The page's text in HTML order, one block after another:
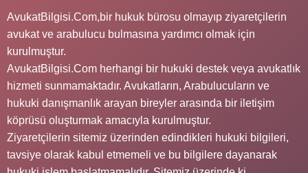
AvukatBilgisi.Com,bir hukuk bürosu olmayıp ziyaretçilerin
avukat ve arabulucu bulmasına yardımcı olmak için
kurulmuştur.
AvukatBilgisi.Com herhangi bir hukuki destek veya avukatlık
hizmeti sunmamaktadır. Avukatların, Arabulucuların ve
hukuki danışmanlık arayan bireyler arasında bir iletişim
köprüsü oluşturmak amacıyla kurulmuştur.
Ziyaretçilerin sitemiz üzerinden edindikleri hukuki bilgileri,
tavsiye olarak kabul etmemeli ve bu bilgilere dayanarak